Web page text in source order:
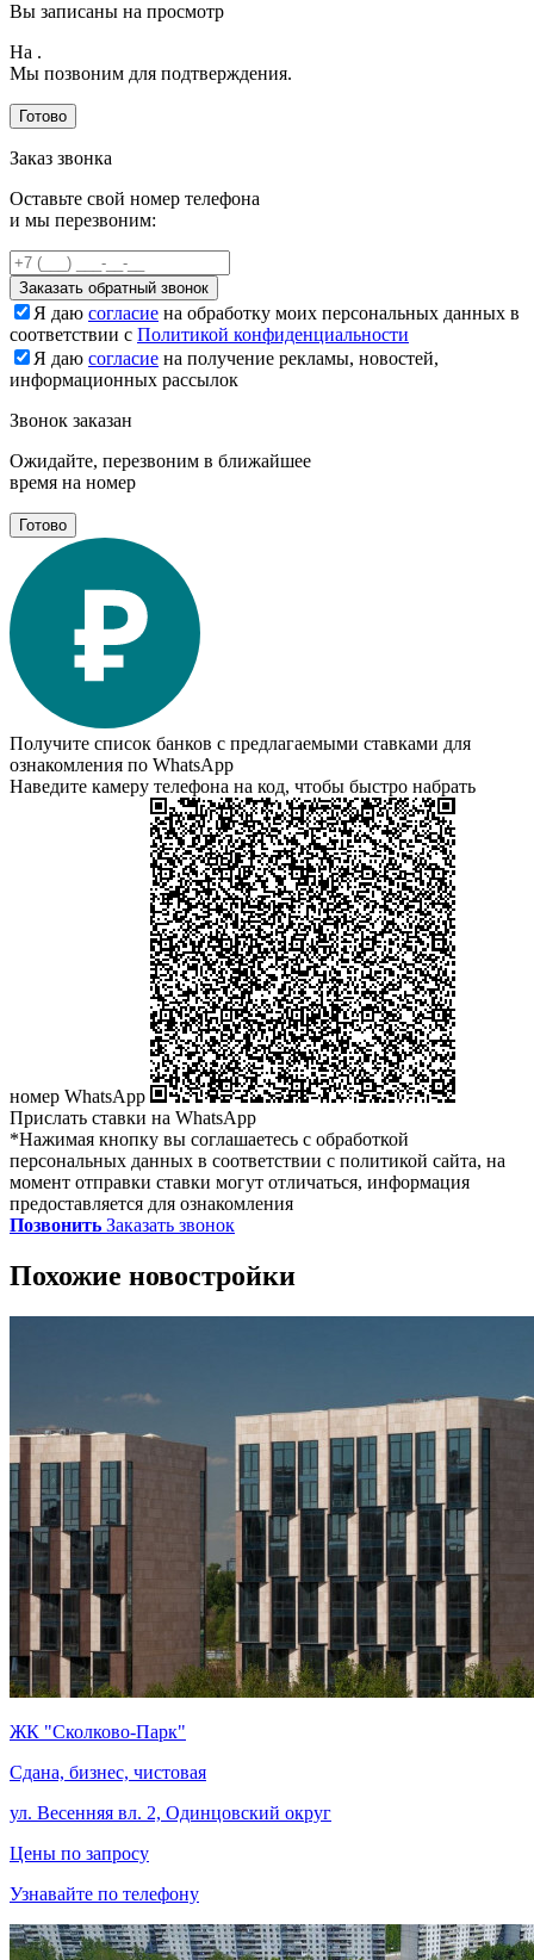
Вы записаны на просмотр
На .
Мы позвоним для подтверждения.
Готово
Заказ звонка
Оставьте свой номер телефона
и мы перезвоним:
Заказать обратный звонок
Я даю согласие на обработку моих персональных данных в
соответствии с Политикой конфиденциальности
Я даю согласие на получение рекламы, новостей,
информационных рассылок
Звонок заказан
Ожидайте, перезвоним в ближайшее
время на номер
Готово
Получите список банков с предлагаемыми ставками для
ознакомления по WhatsApp
Наведите камеру телефона на код, чтобы быстро набрать
номер WhatsApp
Прислать ставки на WhatsApp
*Нажимая кнопку вы соглашаетесь с обработкой
персональных данных в соответствии с политикой сайта, на
момент отправки ставки могут отличаться, информация
предоставляется для ознакомления
Позвонить Заказать звонок
Похожие новостройки
ЖК "Сколково-Парк"
Сдана, бизнес, чистовая
ул. Весенняя вл. 2, Одинцовский округ
Цены по запросу
Узнавайте по телефону